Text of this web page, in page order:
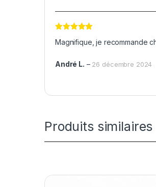
5Magnifique, je recommande
André L. – 26 décembre 2024
Produits similaires